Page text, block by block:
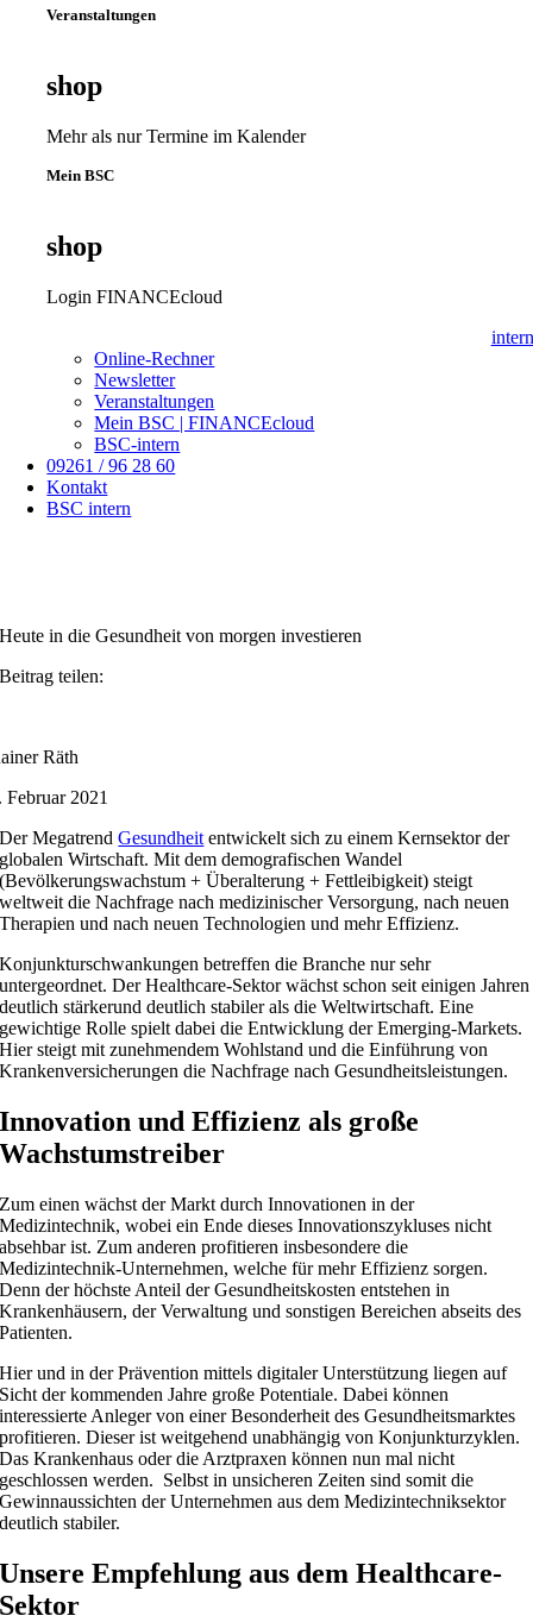
Veranstaltungen
shop
Mehr als nur Termine im Kalender
Mein BSC
shop
Login FINANCEcloud
intern
Online-Rechner
Newsletter
Veranstaltungen
Mein BSC | FINANCEcloud
BSC-intern
09261 / 96 28 60
Kontakt
BSC intern
Heute in die Gesundheit von morgen investieren
Beitrag teilen:
Räth
Februar 2021
Der MegatrendGesundheit entwickelt sich zu einem Kernsektor der
globalen Wirtschaft. Mit dem demografischen Wandel
(Bevölkerungswachstum + Überalterung + Fettleibigkeit) steigt
weltweit die Nachfrage nach medizinischer Versorgung, nach neuen
Therapien und nach neuen Technologien und mehr Effizienz.
Konjunkturschwankungen betreffen die Branche nur sehr
untergeordnet. Der Healthcare-Sektor wächst schon seit einigen Jahren
deutlich stärkerund deutlich stabiler als die Weltwirtschaft. Eine
gewichtige Rolle spielt dabei die Entwicklung der Emerging-Markets.
Hier steigt mit zunehmendem Wohlstand und die Einführung von
Krankenversicherungen die Nachfrage nach Gesundheitsleistungen.
Innovation und Effizienz als große
Wachstumstreiber
Zum einen wächst der Markt durch Innovationen in der
Medizintechnik, wobei ein Ende dieses Innovationszykluses nicht
absehbar ist. Zum anderen profitieren insbesondere die
Medizintechnik-Unternehmen, welche für mehr Effizienz sorgen.
Denn der höchste Anteil der Gesundheitskosten entstehen in
Krankenhäusern, der Verwaltung und sonstigen Bereichen abseits des
Patienten.
Hier und in der Prävention mittels digitaler Unterstützung liegen auf
Sicht der kommenden Jahre große Potentiale. Dabei können
interessierte Anleger von einer Besonderheit des Gesundheitsmarktes
profitieren. Dieser ist weitgehend unabhängig von Konjunkturzyklen.
Das Krankenhaus oder die Arztpraxen können nun mal nicht
geschlossen werden. Selbst in unsicheren Zeiten sind somit die
Gewinnaussichten der Unternehmen aus dem Medizintechniksektor
deutlich stabiler.
Unsere Empfehlung aus dem Healthcare-
Sektor